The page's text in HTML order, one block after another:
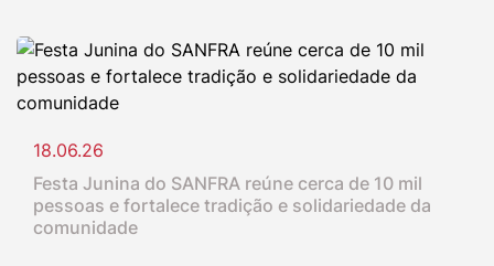
18.06.26
Festa Junina do SANFRA reúne cerca de 10 mil
pessoas e fortalece tradição e solidariedade da
comunidade